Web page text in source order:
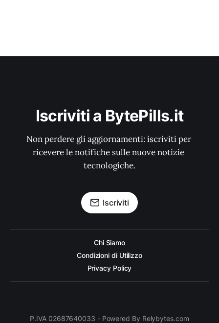
Iscriviti a BytePills.it
Non perdere gli aggiornamenti: iscriviti per
ricevere le notifiche sulle nuove notizie
tecnologiche.
Iscriviti
Chi Siamo
Condizioni di Utilizzo
Privacy Policy
P.IVA 02687640033 - Powered By Relybytes.com